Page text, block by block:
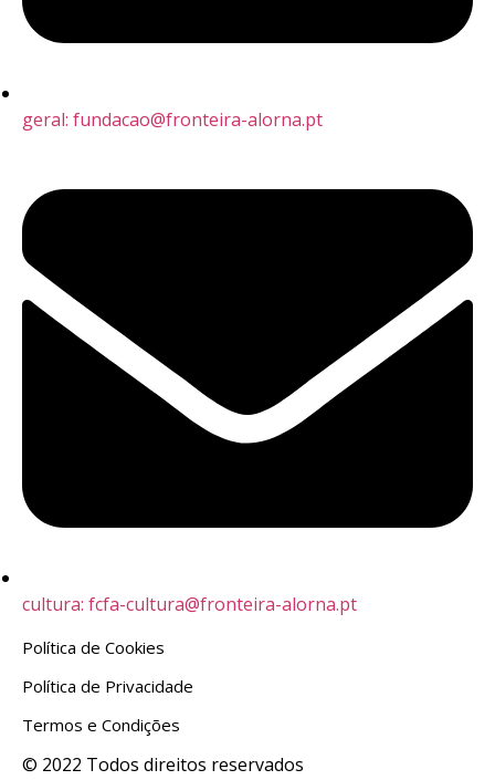
geral: fundacao@fronteira-alorna.pt
cultura: fcfa-cultura@fronteira-alorna.pt
Política de Cookies
Política de Privacidade
Termos e Condições
© 2022 Todos direitos reservados